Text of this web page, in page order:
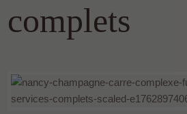
complets